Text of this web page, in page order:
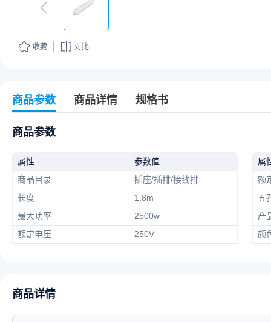
收藏 对比
商品参数 商品详情 规格书
商品参数
属性
参数值
商品目录
插座/插排/接线排
长度
1.8m
最大功率
2500w
额定电压
250V
属
额
五
产
颜
商品详情